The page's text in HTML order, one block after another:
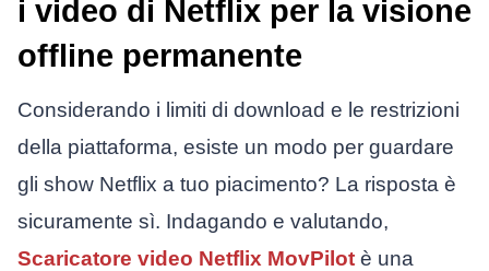
i video di Netflix per la visione
offline permanente
Considerando i limiti di download e le restrizioni
della piattaforma, esiste un modo per guardare
gli show Netflix a tuo piacimento? La risposta è
sicuramente sì. Indagando e valutando,
Scaricatore video Netflix MovPilotè una